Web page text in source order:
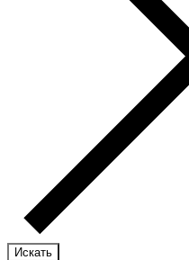
Искать